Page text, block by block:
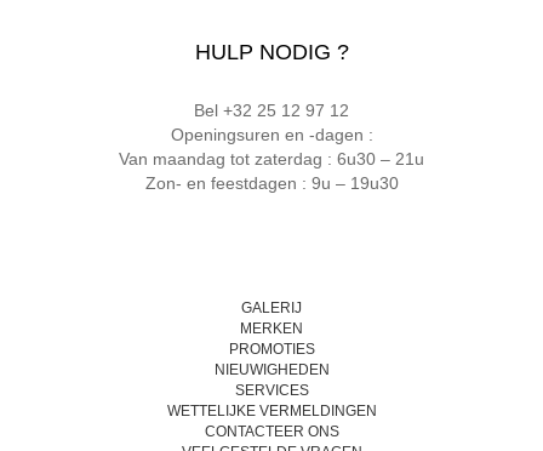
HULP NODIG ?
Bel +32 25 12 97 12
Openingsuren en -dagen :
Van maandag tot zaterdag : 6u30 – 21u
Zon- en feestdagen : 9u – 19u30
GALERIJ
MERKEN
PROMOTIES
NIEUWIGHEDEN
SERVICES
WETTELIJKE VERMELDINGEN
CONTACTEER ONS